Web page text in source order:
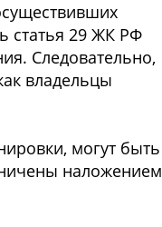
статья 29 ЖК РФ
Следовательно,
владельцы
могут быть
наложением